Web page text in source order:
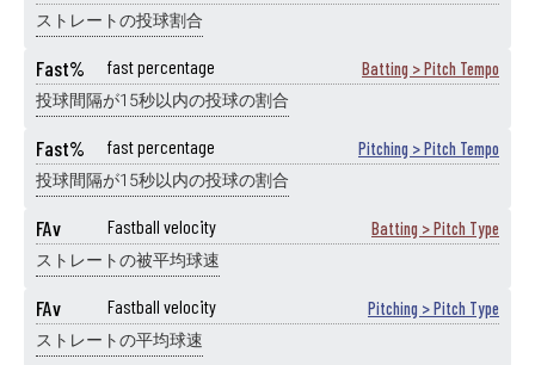
ストレートの投球割合
Fast% fast percentage Batting > Pitch Tempo
投球間隔が15秒以内の投球の割合
Fast% fast percentage Pitching > Pitch Tempo
投球間隔が15秒以内の投球の割合
FAv Fastball velocity Batting > Pitch Type
ストレートの被平均球速
FAv Fastball velocity Pitching > Pitch Type
ストレートの平均球速